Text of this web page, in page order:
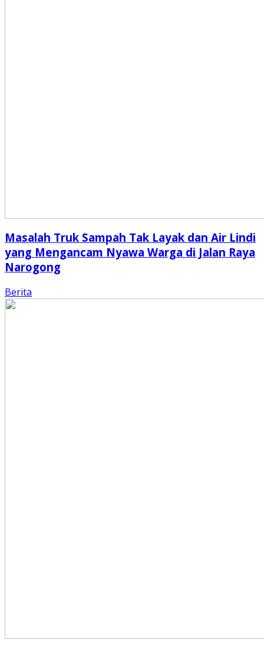
Masalah Truk Sampah Tak Layak dan Air Lindi
yang Mengancam Nyawa Warga di Jalan Raya
Narogong
Berita